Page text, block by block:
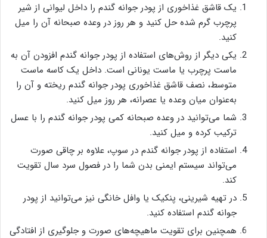
یک قاشق غذاخوری از پودر جوانه گندم را داخل لیوانی از شیر
پرچرب گرم شده حل کنید و هر روز در وعده صبحانه آن را میل
کنید.
یکی دیگر از روش‌های استفاده از پودر جوانه گندم افزودن آن به
ماست پرچرب یا ماست یونانی است. داخل یک کاسه ماست
متوسط، نصف قاشق غذاخوری پودر جوانه گندم ریخته و آن را
به‌عنوان میان وعده یا عصرانه، هر روز میل کنید.
شما می‌توانید در وعده صبحانه کمی پودر جوانه گندم را با عسل
ترکیب کرده و میل کنید.
استفاده از پودر جوانه گندم در سوپ، علاوه بر چاقی صورت
می‌تواند سیستم ایمنی بدن شما را در فصول سرد سال تقویت
کند.
در تهیه شیرینی، پنکیک یا وافل خانگی نیز می‌توانید از پودر
جوانه گندم استفاده کنید.
همچنین برای تقویت ماهیچه‌های صورت و جلوگیری از افتادگی